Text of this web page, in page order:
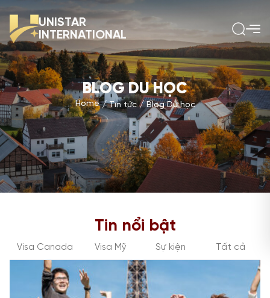
UNISTAR
INTERNATIONAL
BLOG DU HỌC
Home Tin tức Blog Du học
Tin nổi bật
Visa Canada Visa Mỹ Sự kiện Tất cả